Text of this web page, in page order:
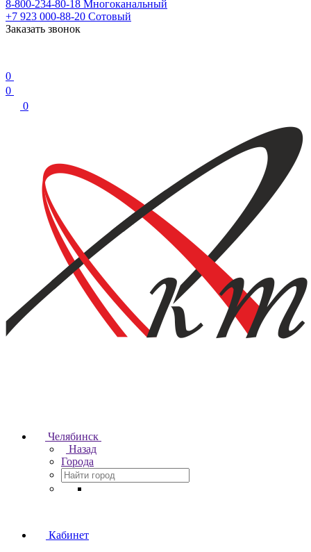
8-800-234-80-18 Многоканальный
+7 923 000-88-20 Сотовый
Заказать звонок
0
0
0
Челябинск
Назад
Города
Кабинет